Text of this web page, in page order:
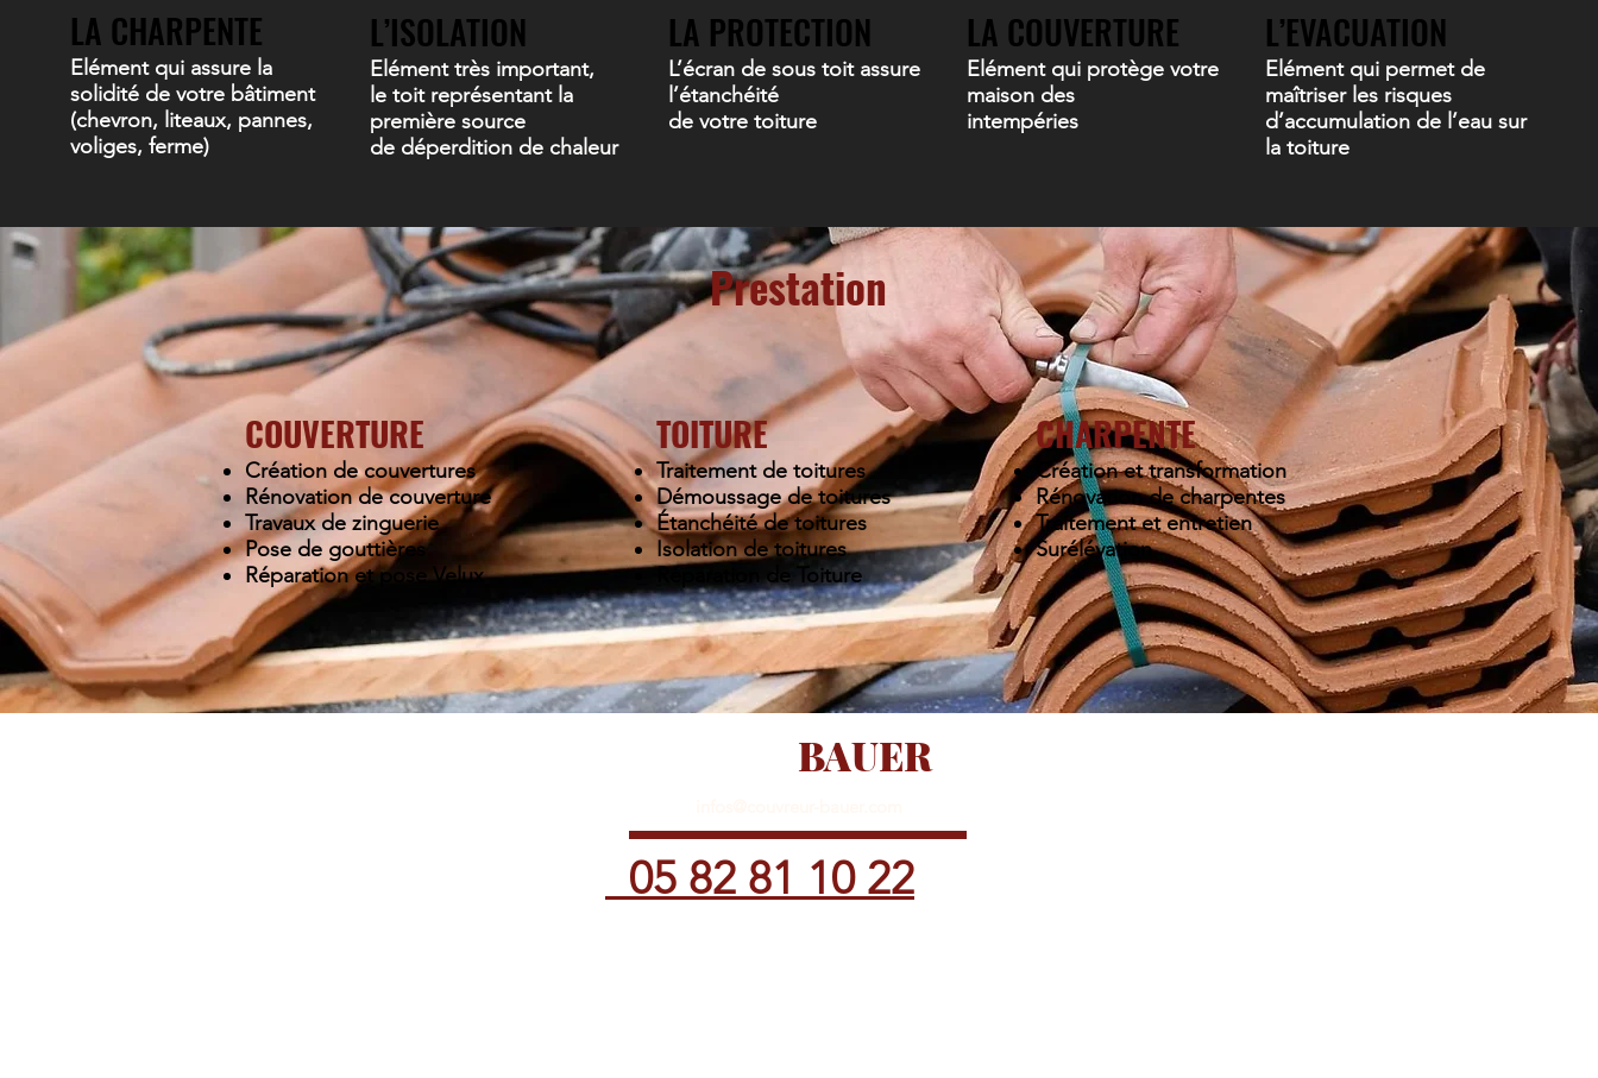
LA CHARPENTE
Elément qui assure la
solidité de votre bâtiment
(chevron, liteaux, pannes,
voliges, ferme)
L’ISOLATION
Elément très important,
le toit représentant la
première source
de déperdition de chaleur
LA PROTECTION
L’écran de sous toit assure
l’étanchéité
de votre toiture
LA COUVERTURE
Elément qui protège votre
maison des
intempéries
L’EVACUATION
Elément qui permet de
maîtriser les risques
d’accumulation de l’eau sur
la toiture
Prestation
COUVERTURE
Création de couvertures
Rénovation de couverture
Travaux de zinguerie
Pose de gouttières
Réparation et pose Velux
TOITURE
Traitement de toitures
Démoussage de toitures
Étanchéité de toitures
Isolation de toitures
Réparation de Toiture
CHARPENTE
Création et transformation
Rénovation de charpentes
Traitement et entretien
Surélévation
BAUER
05 82 81 10 22